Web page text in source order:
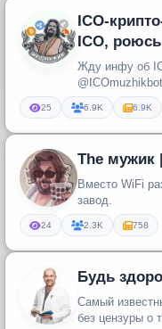
ICO-
ICO,
Жду инфу об
25 6.9K 6.9K
The мужик
Вместо WiFi
завод.
24 2.3K 758
Будь
Самый известный
без цензуры о твоём